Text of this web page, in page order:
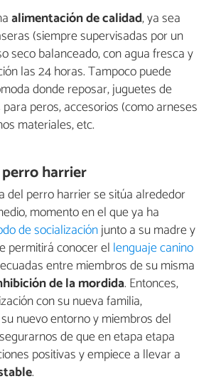
alimentación de calidad, ya sea
(siempre supervisadas por un
seco balanceado, con agua fresca y
las 24 horas. Tampoco puede
donde reposar, juguetes de
peros, accesorios (como arneses
materiales, etc.
harrier
del perro harrier se sitúa alrededor
momento en el que ya ha
de socializaciónjunto a su madre y
permitirá conocer el lenguaje canino
entre miembros de su misma
de la mordida. Entonces,
con su nueva familia,
nuevo entorno y miembros del
de que en etapa etapa
positivas y empiece a llevar a
.